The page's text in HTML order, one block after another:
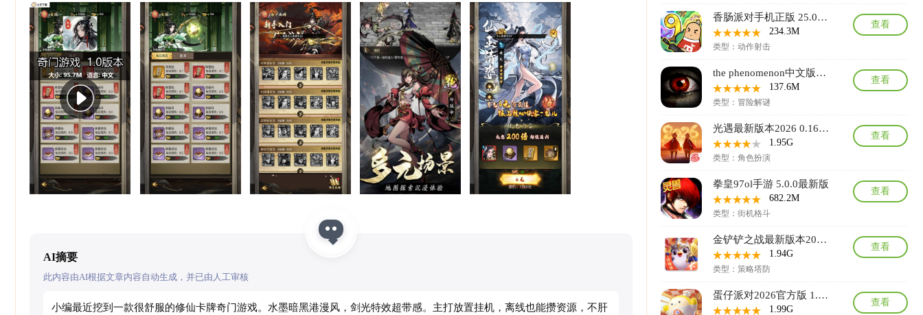
AI摘要
此内容由AI根据文章内容自动生成，并已由人工审核
小编最近挖到一款很舒服的修仙卡牌奇门游戏。水墨暗黑港漫风，剑光特效超带感。主打放置挂机，离线也能攒资源，不肝
香肠派对手机正版 25.06最新版
234.3M
类型：动作射击
查看
the phenomenon中文版官方正版 1.9.4安卓版
137.6M
类型：冒险解谜
查看
光遇最新版本2026 0.16.0安卓版
1.95G
类型：角色扮演
查看
拳皇97ol手游 5.0.0最新版
682.2M
类型：街机格斗
查看
金铲铲之战最新版本2026 1.13.33安卓版
1.94G
类型：策略塔防
查看
蛋仔派对2026官方版 1.0.276安卓版
1.99G
查看